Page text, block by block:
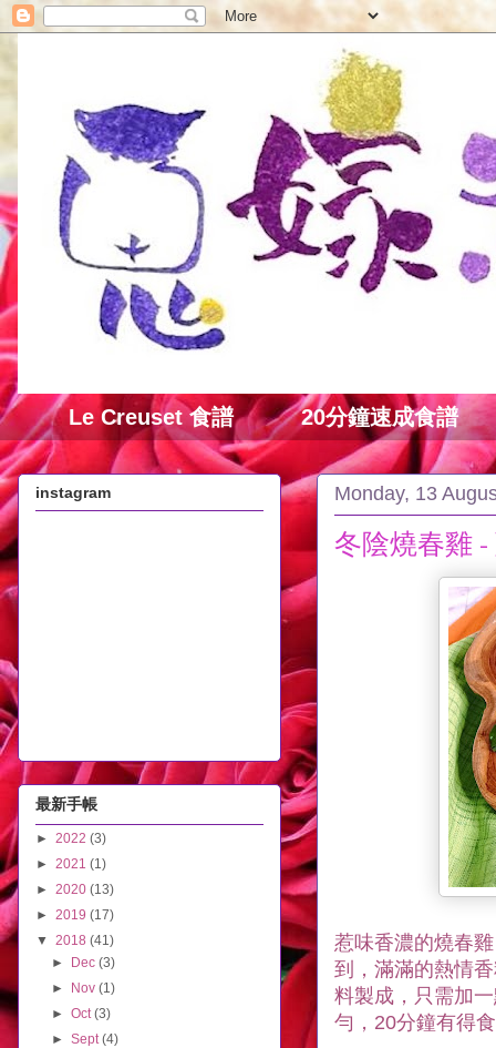
Le Creuset 食譜 20分鐘速成食譜
Monday, 13
冬陰燒春雞
惹味香濃的燒春
到， 滿滿的熱情
料製成，只需加
勻 ，20分鐘有得
instagram
最新手帳
► 2022 (3)
► 2021 (1)
► 2020 (13)
► 2019 (17)
▼ 2018 (41)
► Dec(3)
► Nov(1)
►Oct(3)
►Sept(4)